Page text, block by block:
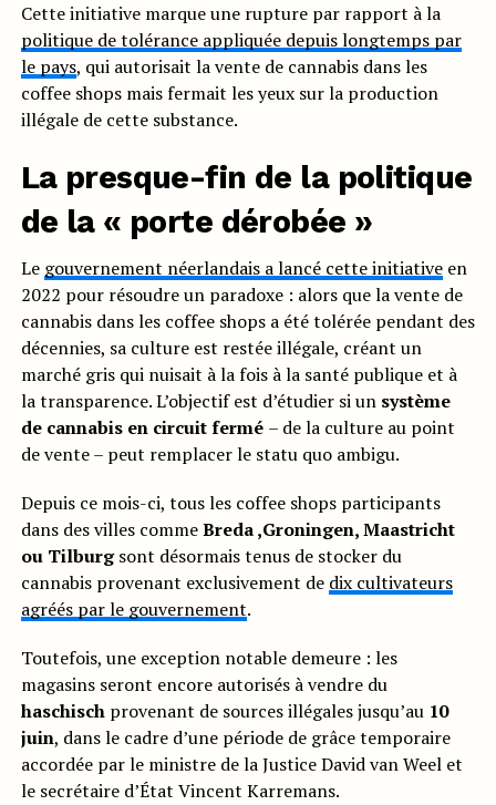
Cette initiative marque une rupture par rapport à la
politique de tolérance appliquée depuis longtemps par
le pays, qui autorisait la vente de cannabis dans les
coffee shops mais fermait les yeux sur la production
illégale de cette substance.
La presque-fin de la politique
de la « porte dérobée »
Le gouvernement néerlandais a lancé cette initiativeen
2022 pour résoudre un paradoxe : alors que la vente de
cannabis dans les coffee shops a été tolérée pendant des
décennies, sa culture est restée illégale, créant un
marché gris qui nuisait à la fois à la santé publique et à
la transparence. L’objectif est d’étudier si un système
de cannabis en circuit fermé – de la culture au point
de vente – peut remplacer le statu quo ambigu.
Depuis ce mois-ci, tous les coffee shops participants
dans des villes commeBreda ,Groningen, Maastricht
ou Tilburgsont désormais tenus de stocker du
cannabis provenant exclusivement de dix cultivateurs
agréés par le gouvernement.
Toutefois, une exception notable demeure : les
magasins seront encore autorisés à vendre du
haschischprovenant de sources illégales jusqu’au 10
juin, dans le cadre d’une période de grâce temporaire
accordée par le ministre de la Justice David van Weel et
le secrétaire d’État Vincent Karremans.